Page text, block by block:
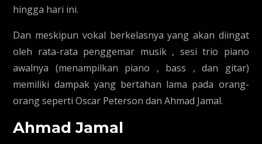
hingga hari ini.
Dan meskipun vokal berkelasnya yang akan diingat
oleh rata-rata penggemar musik , sesi trio piano
awalnya (menampilkan piano , bass , dan gitar)
memiliki dampak yang bertahan lama pada orang-
orang seperti Oscar Peterson dan Ahmad Jamal.
Ahmad Jamal